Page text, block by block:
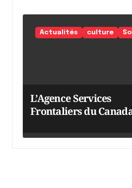
Actualités culture
L’Agence Services
Frontaliers du